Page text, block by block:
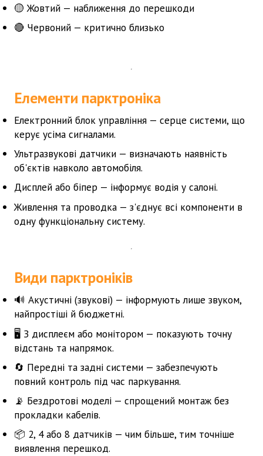
🟡 Жовтий — наближення до перешкоди
🔴 Червоний — критично близько
Елементи парктроніка
Електронний блок управління— серце системи, що
керує усіма сигналами.
Ультразвукові датчики— визначають наявність
об'єктів навколо автомобіля.
Дисплей або біпер— інформує водія у салоні.
Живлення та проводка— з'єднує всі компоненти в
одну функціональну систему.
Види парктроніків
🔊 Акустичні (звукові)— інформують лише звуком,
найпростіші й бюджетні.
🖥️ З дисплеєм або монітором— показують точну
відстань та напрямок.
🔄 Передні та задні системи— забезпечують
повний контроль під час паркування.
📡 Бездротові моделі— спрощений монтаж без
прокладки кабелів.
📦 2, 4 або 8 датчиків — чим більше, тим точніше
виявлення перешкод.